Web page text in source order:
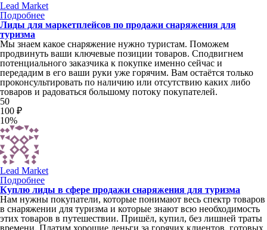
Lead Market
Подробнее
Лиды для маркетплейсов по продажи снаряжения для
туризма
Мы знаем какое снаряжение нужно туристам. Поможем
продвинуть ваши ключевые позиции товаров. Сподвигнем
потенциального заказчика к покупке именно сейчас и
передадим в его ваши руки уже горячим. Вам остаётся только
проконсультировать по наличию или отсутствию каких либо
товаров и радоваться большому потоку покупателей.
50
100 ₽
10%
Lead Market
Подробнее
Куплю лиды в сфере продажи снаряжения для туризма
Нам нужны покупатели, которые понимают весь спектр товаров
в снаряжении для туризма и которые знают всю необходимость
этих товаров в путешествии. Пришёл, купил, без лишней траты
времени. Платим хорошие деньги за горячих клиентов, готовых